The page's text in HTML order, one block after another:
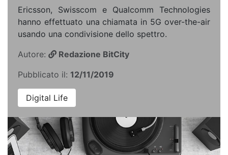
Ericsson, Swisscom e Qualcomm Technologies
hanno effettuato una chiamata in 5G over-the-air
usando una condivisione dello spettro.
Autore:
Redazione BitCity
Pubblicato il: 12/11/2019
Digital Life